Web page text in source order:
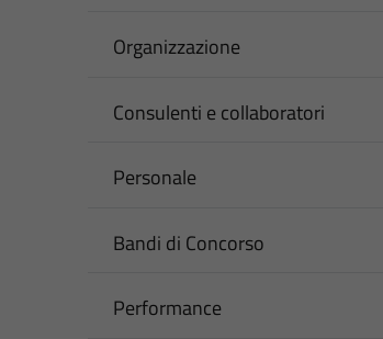
Organizzazione
Consulenti e collaboratori
Personale
Bandi di Concorso
Performance